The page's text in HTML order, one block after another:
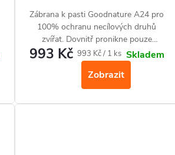
Zábrana k pasti Goodnature A24 pro
100% ochranu necílových druhů
zvířat. Dovnitř pronikne pouze
hlodavec typu myš, hraboš nebo
potkan.
993 Kč Měrná
993 Kč / 1 ks Skladem
Zobrazit